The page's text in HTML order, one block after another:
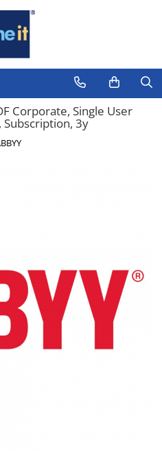
Corporate, Single User
Subscription, 3y